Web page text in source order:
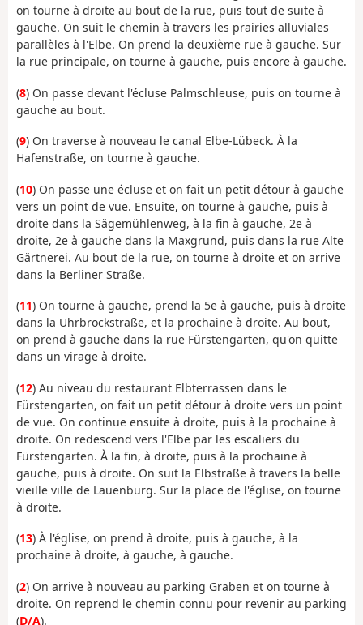
on tourne à droite au bout de la rue, puis tout de suite à
gauche. On suit le chemin à travers les prairies alluviales
parallèles à l'Elbe. On prend la deuxième rue à gauche. Sur
la rue principale, on tourne à gauche, puis encore à gauche.
(8) On passe devant l'écluse Palmschleuse, puis on tourne à
gauche au bout.
(9) On traverse à nouveau le canal Elbe-Lübeck. À la
Hafenstraße, on tourne à gauche.
(10) On passe une écluse et on fait un petit détour à gauche
vers un point de vue. Ensuite, on tourne à gauche, puis à
droite dans la Sägemühlenweg, à la fin à gauche, 2e à
droite, 2e à gauche dans la Maxgrund, puis dans la rue Alte
Gärtnerei. Au bout de la rue, on tourne à droite et on arrive
dans la Berliner Straße.
(11) On tourne à gauche, prend la 5e à gauche, puis à droite
dans la Uhrbrockstraße, et la prochaine à droite. Au bout,
on prend à gauche dans la rue Fürstengarten, qu'on quitte
dans un virage à droite.
(12) Au niveau du restaurant Elbterrassen dans le
Fürstengarten, on fait un petit détour à droite vers un point
de vue. On continue ensuite à droite, puis à la prochaine à
droite. On redescend vers l'Elbe par les escaliers du
Fürstengarten. À la fin, à droite, puis à la prochaine à
gauche, puis à droite. On suit la Elbstraße à travers la belle
vieille ville de Lauenburg. Sur la place de l'église, on tourne
à droite.
(13) À l'église, on prend à droite, puis à gauche, à la
prochaine à droite, à gauche, à gauche.
(2) On arrive à nouveau au parking Graben et on tourne à
droite. On reprend le chemin connu pour revenir au parking
(D/A).